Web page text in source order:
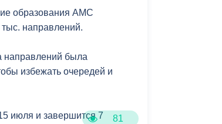
образования АМС
направлений.
направлений была
избежать очередей и
июля и завершится 7
81